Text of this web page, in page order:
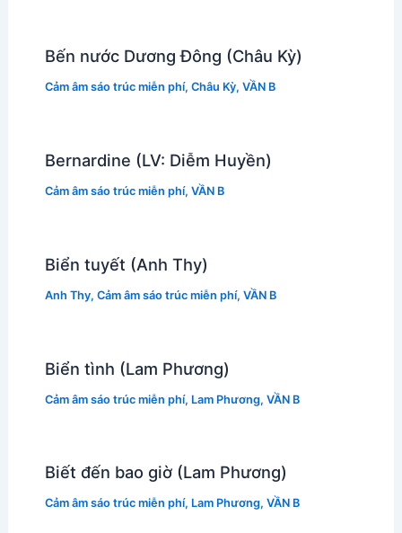
Bến nước Dương Đông (Châu Kỳ)
Cảm âm sáo trúc miễn phí, Châu Kỳ, VẦN B
Bernardine (LV: Diễm Huyền)
Cảm âm sáo trúc miễn phí, VẦN B
Biển tuyết (Anh Thy)
Anh Thy, Cảm âm sáo trúc miễn phí, VẦN B
Biển tình (Lam Phương)
Cảm âm sáo trúc miễn phí, Lam Phương, VẦN B
Biết đến bao giờ (Lam Phương)
Cảm âm sáo trúc miễn phí, Lam Phương, VẦN B